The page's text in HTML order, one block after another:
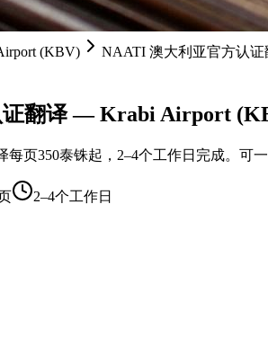
(KBV)
NAATI 澳大利亚官方认证
证翻译 — Krabi Airport
页350泰铢起，2–4个工作日完成。可
2–4个工作日